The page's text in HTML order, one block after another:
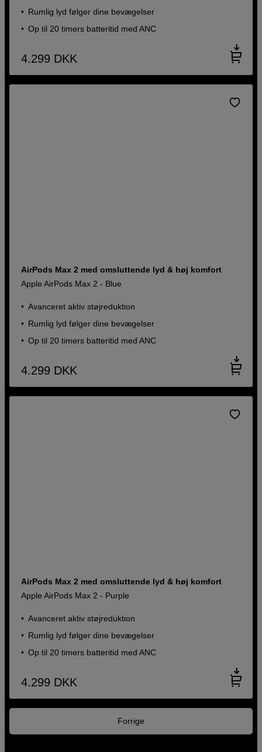
Rumlig lyd følger dine bevægelser
Op til 20 timers batteritid med ANC
4.299 DKK
AirPods Max 2 med omsluttende lyd & høj komfort
Apple AirPods Max 2 - Blue
Avanceret aktiv støjreduktion
Rumlig lyd følger dine bevægelser
Op til 20 timers batteritid med ANC
4.299 DKK
AirPods Max 2 med omsluttende lyd & høj komfort
Apple AirPods Max 2 - Purple
Avanceret aktiv støjreduktion
Rumlig lyd følger dine bevægelser
Op til 20 timers batteritid med ANC
4.299 DKK
Forrige